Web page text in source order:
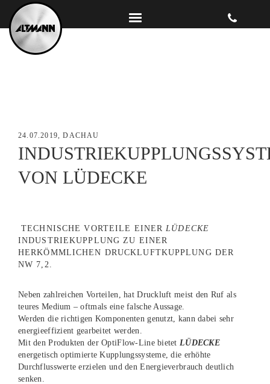
24.07.2019, DACHAU
VON LÜDECKE
TECHNISCHE VORTEILE EINERLÜDECKE
INDUSTRIEKUPPLUNG ZU EINER
HERKÖMMLICHEN DRUCKLUFTKUPPLUNG DER
NW 7,2.
Neben zahlreichen Vorteilen, hat Druckluft meist den Ruf als
teures Medium – oftmals eine falsche Aussage.
Werden die richtigen Komponenten genutzt, kann dabei sehr
energieeffizient gearbeitet werden.
Mit den Produkten der OptiFlow-Line bietetLÜDECKE
energetisch optimierte Kupplungssysteme, die erhöhte
Durchflusswerte erzielen und den Energieverbrauch deutlich
senken.